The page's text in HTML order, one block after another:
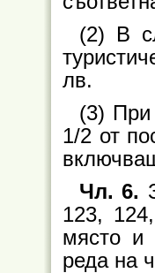
(2) В
лв.
(3) При
1/2 от
Чл. 6.
123,
място и
реда на